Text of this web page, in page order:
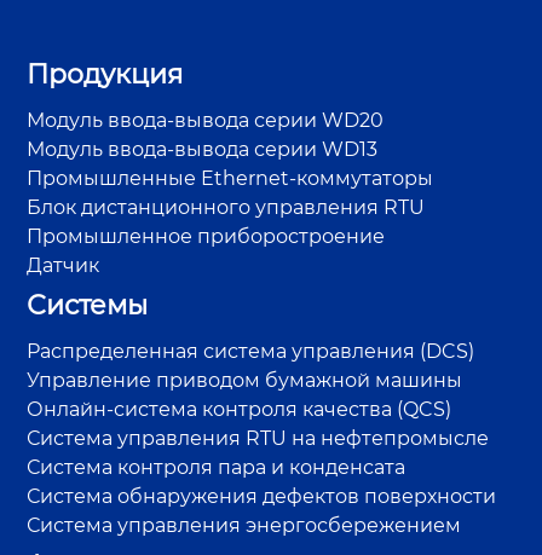
Продукция
Модуль ввода-вывода серии WD20
Модуль ввода-вывода серии WD13
Промышленные Ethernet-коммутаторы
Блок дистанционного управления RTU
Промышленное приборостроение
Датчик
Системы
Распределенная система управления (DCS)
Управление приводом бумажной машины
Онлайн-система контроля качества (QCS)
Система управления RTU на нефтепромысле
Система контроля пара и конденсата
Система обнаружения дефектов поверхности
Система управления энергосбережением